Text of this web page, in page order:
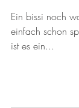
Ein bissi noch
einfach schon
ist es ein...